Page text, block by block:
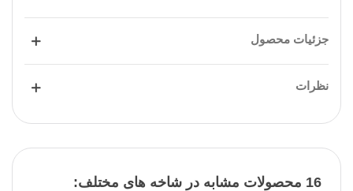
جزئیات محصول
نظرات
16 محصولات مشابه در شاخه های مختلف: